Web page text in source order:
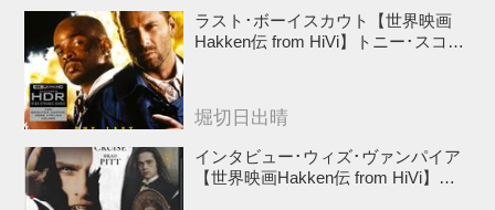
ラスト･ボーイスカウト【世界映画
Hakken伝 from HiVi】トニー･スコッ
堀切日出晴
インタビュー･ウィズ･ヴァンパイア
【世界映画Hakken伝 from HiVi】ク